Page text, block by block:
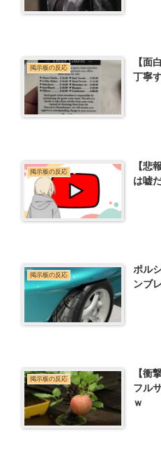
掲示板の反応
【面
丁寧
掲示板の反応
【悲
は嘘
掲示板の反応
ポル
ンブ
掲示板の反応
【衝
フル
ｗ